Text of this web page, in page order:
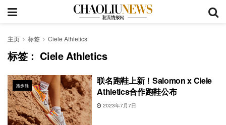
主页 标签 Ciele Athletics
标签： Ciele Athletics
跑步鞋
联名跑鞋上新！Salomon x Ciele
Athletics合作跑鞋公布
2023年7月7日